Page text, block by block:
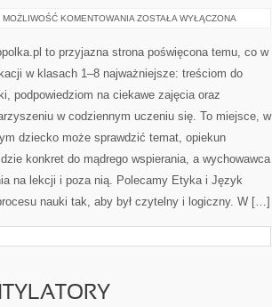
MOŻLIWOŚĆ KOMENTOWANIA ROZWIJANIE
ZOSTAŁA WYŁĄCZONA
to przyjazna strona poświęcona temu, co w
w klasach 1–8 najważniejsze: treściom do
podpowiedziom na ciekawe zajęcia oraz
w codziennym uczeniu się. To miejsce, w
dziecko może sprawdzić temat, opiekun
konkret do mądrego wspierania, a wychowawca
na lekcji i poza nią. Polecamy Etyka i Język
nauki tak, aby był czytelny i logiczny. W […]